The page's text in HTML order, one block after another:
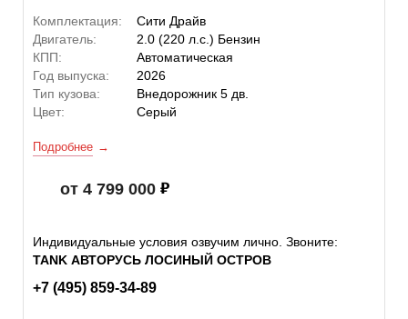
Комплектация:
Сити Драйв
Двигатель:
2.0 (220 л.с.) Бензин
КПП:
Автоматическая
Год выпуска:
2026
Тип кузова:
Внедорожник 5 дв.
Цвет:
Серый
Подробнее
от 4 799 000
Индивидуальные условия озвучим лично. Звоните:
TANK АВТОРУСЬ ЛОСИНЫЙ ОСТРОВ
+7 (495) 859-34-89